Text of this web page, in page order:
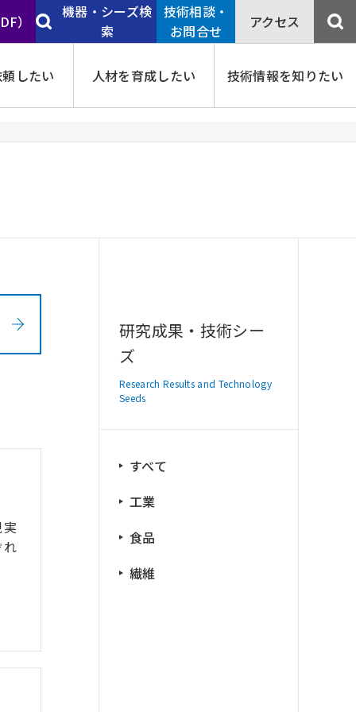
）
機器・シーズ検
索
技術相談・
お問合せ
アクセス
したい 人材を育成したい 技術情報を知りたい
研究成果・技術シー
ズ
Research Results and Technology
Seeds
すべて
工業
食品
繊維